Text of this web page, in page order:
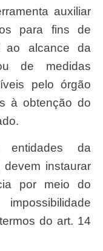
auxiliar
para fins de
ao alcance da
de medidas
pelo órgão
à obtenção do
devem instaurar
por meio do
do art. 14